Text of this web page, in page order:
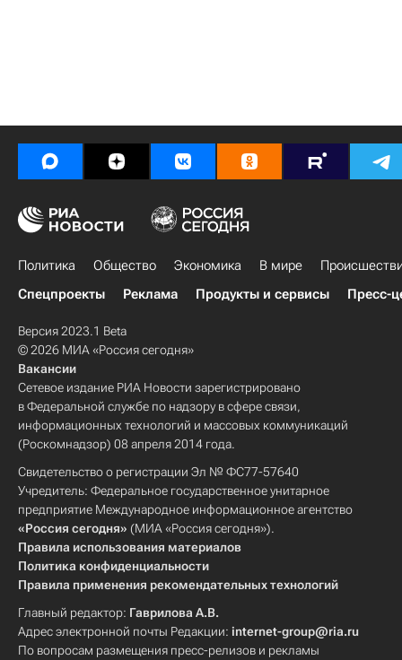
Политика Общество Экономика В мире
Спецпроекты
Реклама Продукты и сервисы Пресс-
Версия 2023.1 Beta
© 2026 МИА «Россия сегодня»
Вакансии
Сетевое издание РИА Новости зарегистрировано
в Федеральной службе по надзору в сфере связи,
информационных технологий и массовых коммуникаций
(Роскомнадзор) 08 апреля 2014 года.
Свидетельство о регистрации Эл № ФС77-57640
Учредитель: Федеральное государственное унитарное
предприятие Международное информационное агентство
«Россия сегодня» (МИА «Россия сегодня»).
Правила использования материалов
Политика конфиденциальности
Правила применения рекомендательных технологий
Главный редактор: Гаврилова А.В.
Адрес электронной почты Редакции: internet-group@ria.ru
По вопросам размещения пресс-релизов и рекламы